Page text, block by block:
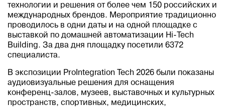
технологии и решения от более чем 150 российских и
международных брендов. Мероприятие традиционно
проводилось в одни даты и на одной площадке с
выставкой по домашней автоматизации Hi-Tech
Building. За два дня площадку посетили 6372
специалиста.
В экспозиции ProIntegration Tech 2026 были показаны
аудиовизуальные решения для оснащения
конференц-залов, музеев, выставочных и культурных
пространств, спортивных, медицинских,